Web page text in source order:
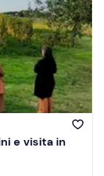
e visita in